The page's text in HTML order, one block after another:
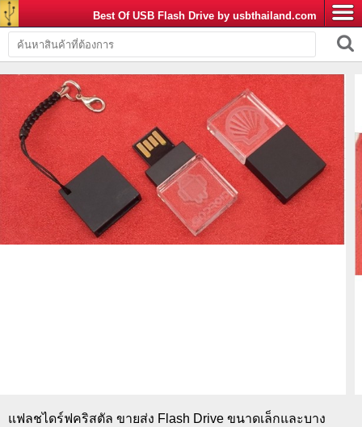
Best Of USB Flash Drive by usbthailand.com
แฟลชไดร์ฟคริสตัล ขายส่ง Flash Drive ขนาดเล็กและบาง